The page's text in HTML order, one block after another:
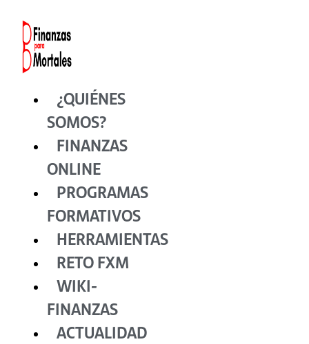
contenido
¿QUIÉNES
SOMOS?
FINANZAS
ONLINE
PROGRAMAS
FORMATIVOS
HERRAMIENTAS
RETO FXM
WIKI-
FINANZAS
ACTUALIDAD